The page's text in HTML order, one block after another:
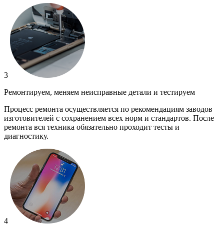
3
Ремонтируем, меняем неисправные детали и тестируем
Процесс ремонта осуществляется по рекомендациям заводов
изготовителей с сохранением всех норм и стандартов. После
ремонта вся техника обязательно проходит тесты и
диагностику.
4